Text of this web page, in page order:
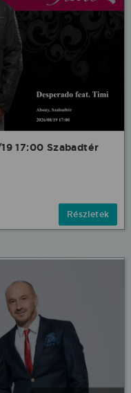
17:00 Szabadtér
Részletek